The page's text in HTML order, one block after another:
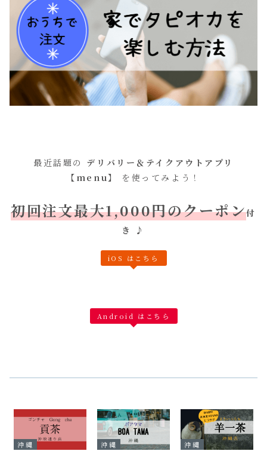
最近話題の デリバリー＆テイクアウトアプリ
【menu】
を使ってみよう！
初回注文最大1,000円のクーポン付
き
♪
iOS はこちら
Android はこちら
沖縄 沖縄 沖縄